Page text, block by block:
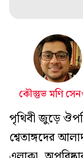
কৌস্তুভ মণি
পৃথিবী জুড়ে
শ্বেতাঙ্গদের